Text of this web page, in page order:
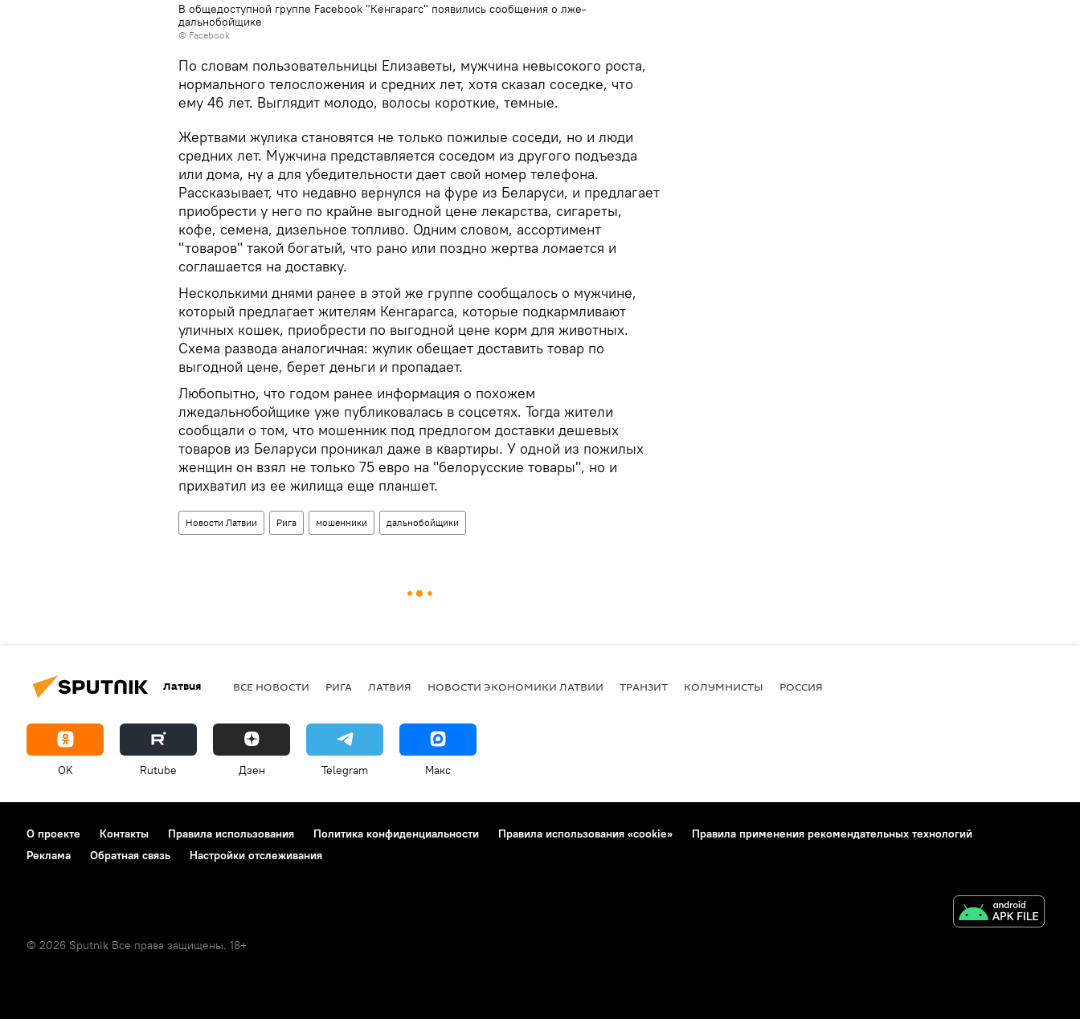
В общедоступной группе Facebook "Кенгарагс" появились сообщения о лже-
дальнобойщике
© Facebook
По словам пользовательницы Елизаветы, мужчина невысокого роста,
нормального телосложения и средних лет, хотя сказал соседке, что
ему 46 лет. Выглядит молодо, волосы короткие, темные.
Жертвами жулика становятся не только пожилые соседи, но и люди
средних лет. Мужчина представляется соседом из другого подъезда
или дома, ну а для убедительности дает свой номер телефона.
Рассказывает, что недавно вернулся на фуре из Беларуси, и предлагает
приобрести у него по крайне выгодной цене лекарства, сигареты,
кофе, семена, дизельное топливо. Одним словом, ассортимент
"товаров" такой богатый, что рано или поздно жертва ломается и
соглашается на доставку.
Несколькими днями ранее в этой же группе сообщалось о мужчине,
который предлагает жителям Кенгарагса, которые подкармливают
уличных кошек, приобрести по выгодной цене корм для животных.
Схема развода аналогичная: жулик обещает доставить товар по
выгодной цене, берет деньги и пропадает.
Любопытно, что годом ранее информация о похожем
лжедальнобойщике уже публиковалась в соцсетях. Тогда жители
сообщали о том, что мошенник под предлогом доставки дешевых
товаров из Беларуси проникал даже в квартиры. У одной из пожилых
женщин он взял не только 75 евро на "белорусские товары", но и
прихватил из ее жилища еще планшет.
Новости Латвии Рига мошенники дальнобойщики
Латвия ВСЕ НОВОСТИ РИГА ЛАТВИЯ НОВОСТИ ЭКОНОМИКИ ЛАТВИИ ТРАНЗИТ КОЛУМНИСТЫ РОССИЯ
OK Rutube Дзен Telegram Макс
О проекте Контакты Правила использования Политика конфиденциальности Правила использования «cookie»
Правила применения рекомендательных технологий
Реклама
Обратная связь Настройки отслеживания
© 2026 Sputnik Все права защищены. 18+